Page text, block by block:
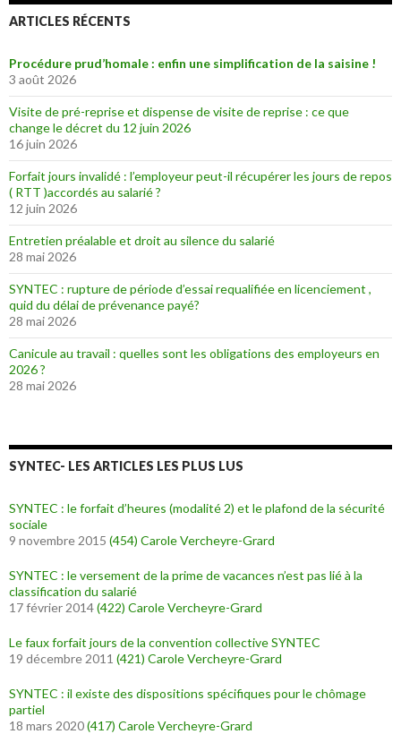
ARTICLES RÉCENTS
Procédure prud’homale : enfin une simplification de la saisine !
3 août 2026
Visite de pré-reprise et dispense de visite de reprise : ce que
change le décret du 12 juin 2026
16 juin 2026
Forfait jours invalidé : l’employeur peut-il récupérer les jours de repos
( RTT )accordés au salarié ?
12 juin 2026
Entretien préalable et droit au silence du salarié
28 mai 2026
SYNTEC : rupture de période d’essai requalifiée en licenciement ,
quid du délai de prévenance payé?
28 mai 2026
Canicule au travail : quelles sont les obligations des employeurs en
2026 ?
28 mai 2026
SYNTEC- LES ARTICLES LES PLUS LUS
SYNTEC : le forfait d’heures (modalité 2) et le plafond de la sécurité
sociale
9 novembre 2015 (454) Carole Vercheyre-Grard
SYNTEC : le versement de la prime de vacances n’est pas lié à la
classification du salarié
17 février 2014(422) Carole Vercheyre-Grard
Le faux forfait jours de la convention collective SYNTEC
19 décembre 2011 (421) Carole Vercheyre-Grard
SYNTEC : il existe des dispositions spécifiques pour le chômage
partiel
18 mars 2020(417) Carole Vercheyre-Grard